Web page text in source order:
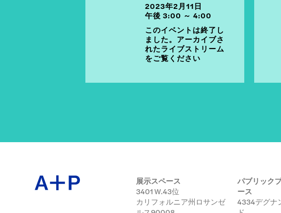
2023年2月11日
午後 3:00 ～ 4:00
このイベントは終了し
ました。アーカイブさ
れたライブストリーム
をご覧ください
展示スペース
3401 W.43位
カリフォルニア州ロサンゼ
パブリック
ース
4334デグナ